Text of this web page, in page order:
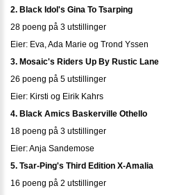
2. Black Idol's Gina To Tsarping
28 poeng på 3 utstillinger
Eier: Eva, Ada Marie og Trond Yssen
3. Mosaic's Riders Up By Rustic Lane
26 poeng på 5 utstillinger
Eier: Kirsti og Eirik Kahrs
4. Black Amics Baskerville Othello
18 poeng på 3 utstillinger
Eier: Anja Sandemose
5. Tsar-Ping's Third Edition X-Amalia
16 poeng på 2 utstillinger